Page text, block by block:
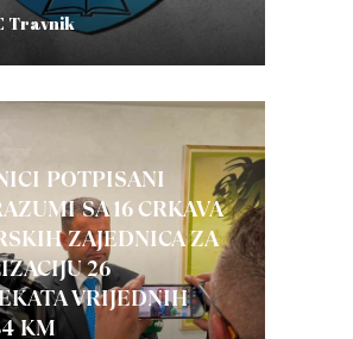
Travnik
POTPISANI
SA 16 CRKAVA
ZAJEDNICA ZA
26
VRIJEDNIH
KM